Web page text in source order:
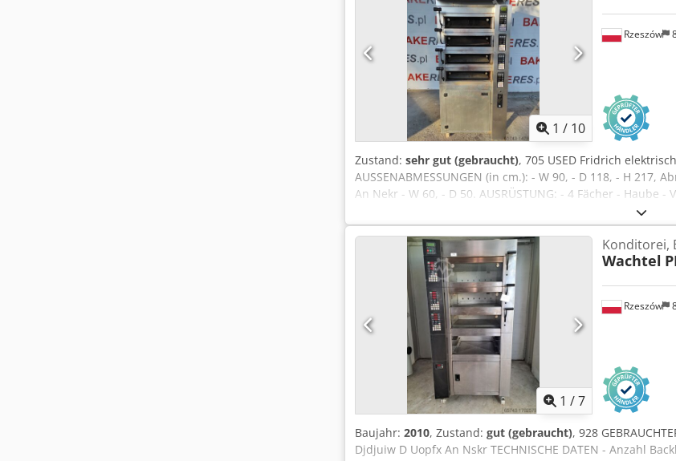
1 / 10
Rzeszów
Zustand: sehr gut (gebraucht), 705 USED Fridrich
AUSSENABMESSUNGEN (in cm.): - W 90, - D 118, - H
An Nekr - W 60, - D 50. AUSRÜSTUNG: - 4 Fächer -
für 60x40 Schalen. Die Maschine, bereit zur Besichtigung,
Zahlbare Optionen verfügbar: Aufarbeitung / Transport /
Preis ist netto. WIR SPRECHEN ENGLISCH, DEUTSCH,
1 /7
Rzeszów
Konditorei,
Wachtel
Baujahr: 2010, Zustand: gut (gebraucht), 928
Djdjuiw D Uopfx An Nskr TECHNISCHE DATEN - Anzahl